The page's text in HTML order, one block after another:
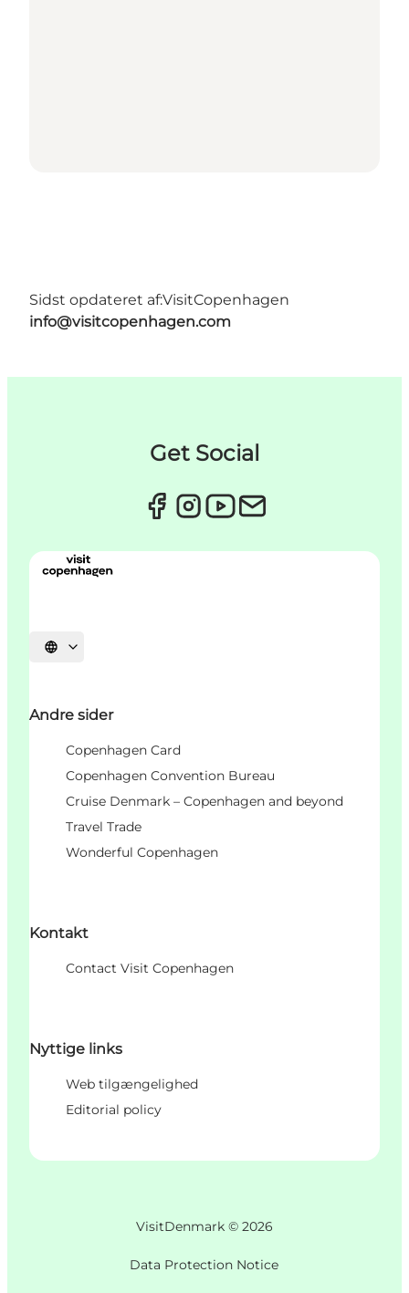
Sidst opdateret af:VisitCopenhagen
info@visitcopenhagen.com
Get Social
Vælg sprog
Andre sider
Copenhagen Card
Copenhagen Convention Bureau
Cruise Denmark – Copenhagen and beyond
Travel Trade
Wonderful Copenhagen
Kontakt
Contact Visit Copenhagen
Nyttige links
Web tilgængelighed
Editorial policy
VisitDenmark © 2026
Data Protection Notice